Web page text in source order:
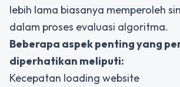
lebih lama biasanya memperoleh
dalam proses evaluasi algoritma.
Beberapa aspek penting yang
diperhatikan meliputi:
Kecepatan loading website